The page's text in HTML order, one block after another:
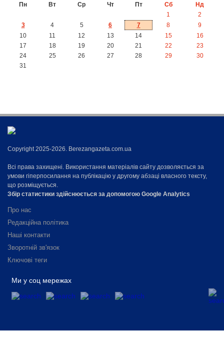
Пн
Вт Ср Чт Пт Сб
Нд
1
2
3
4 5 6 7 8
9
10
11 12 13 14 15
16
17
18 19 20 21 22
23
24
25 26 27 28 29
30
31
Copyright 2025-2026. Berezangazeta.com.ua
Всі права захищені. Використання матеріалів сайту дозволяється за
умови гіперпосилання на публікацію у другому абзаці власного тексту,
що розміщується.
Збір статистики здійснюється за допомогою Google Analytics
Про нас
Редакційна політика
Наші контакти
Зворотній зв'язок
Ключові теги
Ми у соц мережах